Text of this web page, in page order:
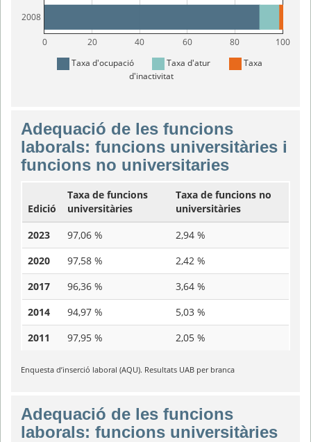
0 20 40 60 80 100
2008
Taxa d'ocupació Taxa d'atur
Taxa
d'inactivitat
Adequació de les funcions
laborals: funcions universitàries i
funcions no universitaries
Edició
Taxa de funcions
universitàries
Taxa de funcions no
universitàries
2023
97,06 %
2,94 %
2020
97,58 %
2,42 %
2017
96,36 %
3,64 %
2014
94,97 %
5,03 %
2011
97,95 % 2,05 %
Enquesta d’inserció laboral (AQU). Resultats UAB per branca
Adequació de les funcions
laborals: funcions universitàries